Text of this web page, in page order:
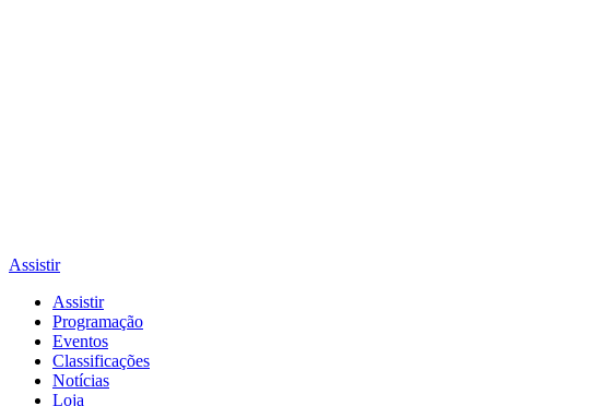
Assistir
Assistir
Programação
Eventos
Classificações
Notícias
Loja